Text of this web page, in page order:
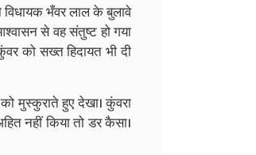
भँवर लाल के बुलावे
से वह संतुष्ट हो गया
को सख्त हिदायत भी दी
मुस्कुराते हुए देखा। कुंवरा
नहीं किया तो डर कैसा।